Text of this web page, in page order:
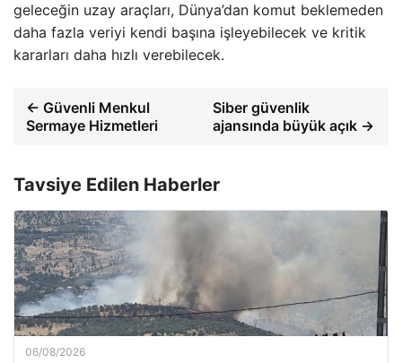
geleceğin uzay araçları, Dünya’dan komut beklemeden
daha fazla veriyi kendi başına işleyebilecek ve kritik
kararları daha hızlı verebilecek.
← Güvenli Menkul
Sermaye Hizmetleri
Siber güvenlik
ajansında büyük açık →
Tavsiye Edilen Haberler
06/08/2026